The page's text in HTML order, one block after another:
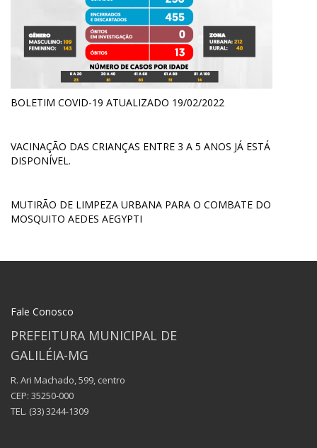
BOLETIM COVID-19 ATUALIZADO 19/02/2022
VACINAÇÃO DAS CRIANÇAS ENTRE 3 A 5 ANOS JÁ ESTÁ
DISPONÍVEL.
MUTIRÃO DE LIMPEZA URBANA PARA O COMBATE DO
MOSQUITO AEDES AEGYPTI
Fale Conosco
PREFEITURA MUNICIPAL DE
GALILÉIA-MG
R. Ari Machado, 599, centro
CEP: 35250-000
TEL. (33) 3244-1309